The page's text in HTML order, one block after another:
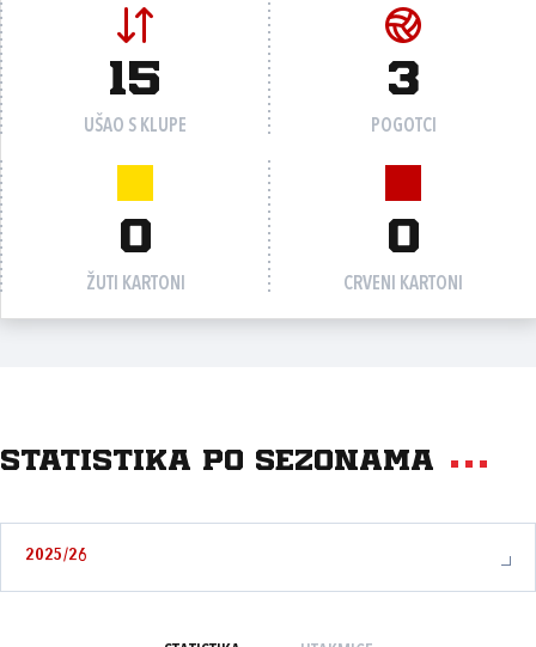
15
UŠAO S KLUPE
3
POGOTCI
0
ŽUTI KARTONI
0
CRVENI KARTONI
Statistika po sezonama
2025/26